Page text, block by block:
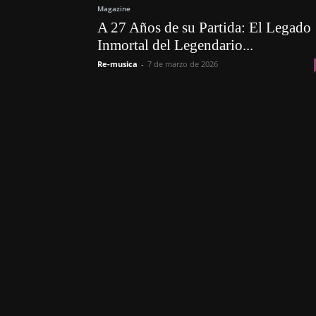
Magazine
A 27 Años de su Partida: El Legado
Inmortal del Legendario...
Re-musica - 7 de marzo de 2026